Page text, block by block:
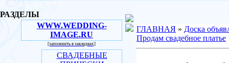
РАЗДЕЛЫ
WWW.WEDDING-
IMAGE.RU
[запомнить в закладках]
СВАДЕБНЫЕ
ГЛАВНАЯ » Доска
Продам свадебное платье